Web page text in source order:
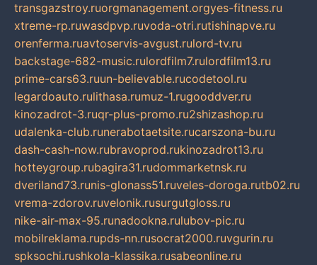
transgazstroy.ruorgmanagement.orgyes-fitness.ru
xtreme-rp.ruwasdpvp.ruvoda-otri.rutishinapve.ru
orenferma.ruavtoservis-avgust.rulord-tv.ru
backstage-682-music.rulordfilm7.rulordfilm13.ru
prime-cars63.ruun-believable.rucodetool.ru
legardoauto.rulithasa.rumuz-1.rugooddver.ru
kinozadrot-3.ruqr-plus-promo.ru2shizashop.ru
udalenka-club.runerabotaetsite.rucarszona-bu.ru
dash-cash-now.rubravoprod.rukinozadrot13.ru
hotteygroup.rubagira31.rudommarketnsk.ru
dveriland73.runis-glonass51.ruveles-doroga.rutb02.ru
vrema-zdorov.ruvelonik.rusurgutgloss.ru
nike-air-max-95.runadookna.rulubov-pic.ru
mobilreklama.rupds-nn.rusocrat2000.ruvgurin.ru
spksochi.rushkola-klassika.rusabeonline.ru